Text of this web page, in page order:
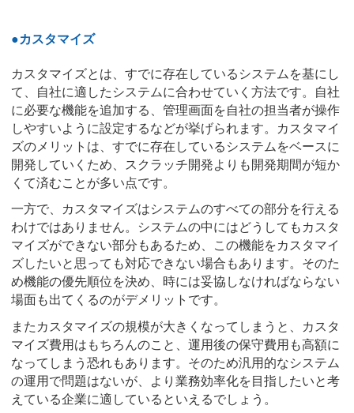
●カスタマイズ
カスタマイズとは、すでに存在しているシステムを基にし
て、自社に適したシステムに合わせていく方法です。自社
に必要な機能を追加する、管理画面を自社の担当者が操作
しやすいように設定するなどが挙げられます。カスタマイ
ズのメリットは、すでに存在しているシステムをベースに
開発していくため、スクラッチ開発よりも開発期間が短か
くて済むことが多い点です。
一方で、カスタマイズはシステムのすべての部分を行える
わけではありません。システムの中にはどうしてもカスタ
マイズができない部分もあるため、この機能をカスタマイ
ズしたいと思っても対応できない場合もあります。そのた
め機能の優先順位を決め、時には妥協しなければならない
場面も出てくるのがデメリットです。
またカスタマイズの規模が大きくなってしまうと、カスタ
マイズ費用はもちろんのこと、運用後の保守費用も高額に
なってしまう恐れもあります。そのため汎用的なシステム
の運用で問題はないが、より業務効率化を目指したいと考
えている企業に適しているといえるでしょう。